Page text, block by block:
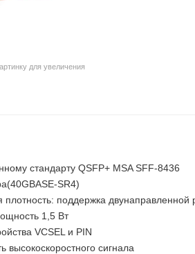
для увеличения
стандарту QSFP+ MSA SFF-8436
SR4)
плотность: поддержка
1,5 Вт
VCSEL и PIN
высокоскоростного сигнала